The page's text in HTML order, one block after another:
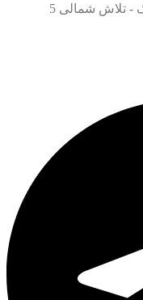
تلاش شمالی 5